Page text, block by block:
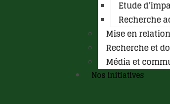
Etude
Recherche
Mise en relation
Recherche et
Média et
Nos initiatives